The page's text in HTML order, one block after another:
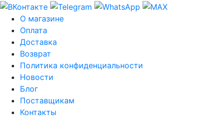
О магазине
Оплата
Доставка
Возврат
Политика конфиденциальности
Новости
Блог
Поставщикам
Контакты